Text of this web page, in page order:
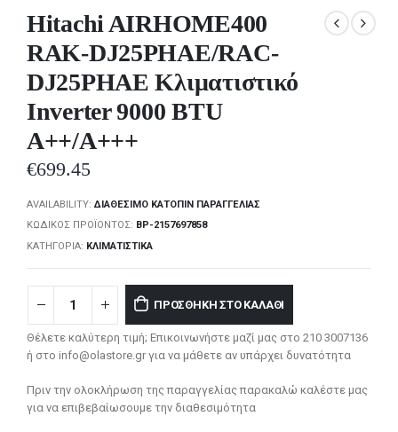
Hitachi AIRHOME400
RAK-DJ25PHAE/RAC-
DJ25PHAE Κλιματιστικό
Inverter 9000 BTU
A++/A+++
€699.45
AVAILABILITY:ΔΙΑΘΈΣΙΜΟ ΚΑΤΌΠΙΝ ΠΑΡΑΓΓΕΛΊΑΣ
ΚΩΔΙΚΌΣ ΠΡΟΪΌΝΤΟΣ: BP-2157697858
ΚΑΤΗΓΟΡΊΑ: ΚΛΙΜΑΤΙΣΤΙΚΆ
ΠΡΟΣΘΉΚΗ ΣΤΟ ΚΑΛΆΘΙ
Θέλετε καλύτερη τιμή; Επικοινωνήστε μαζί μας στο 210 3007136
ή στο info@olastore.gr για να μάθετε αν υπάρχει δυνατότητα
Πριν την ολοκλήρωση της παραγγελίας παρακαλώ καλέστε μας
για να επιβεβαίωσουμε την διαθεσιμότητα